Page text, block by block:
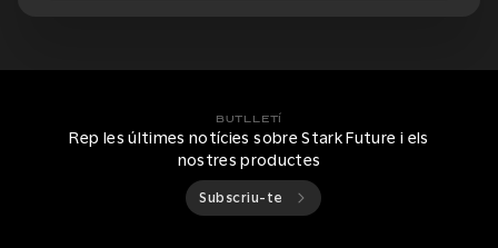
BUTLLETÍ
Rep les últimes notícies sobre Stark Future i els
nostres productes
Subscriu-te